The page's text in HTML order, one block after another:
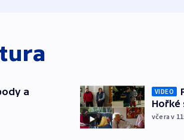
a
VIDEO
včera v